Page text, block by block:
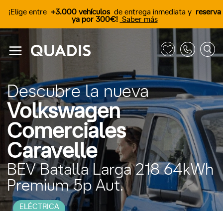
¡Elige entre +3.000 vehículos de entrega inmediata y reserva
ya por 300€! Saber más
Descubre la nueva
Volkswagen
Comerciales
Caravelle
ELÉCTRICA
BEV Batalla Larga 218 64kWh
Premium 5p Aut.